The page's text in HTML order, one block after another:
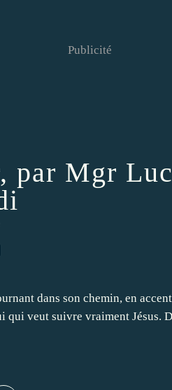
Publicité
par Mgr
dans son chemin, en
qui veut suivre vraiment Jésus.